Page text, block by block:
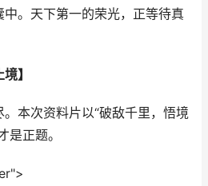
。天下第一的荣光，正等待真
】
本次资料片以“破敌千里，悟境
是正题。